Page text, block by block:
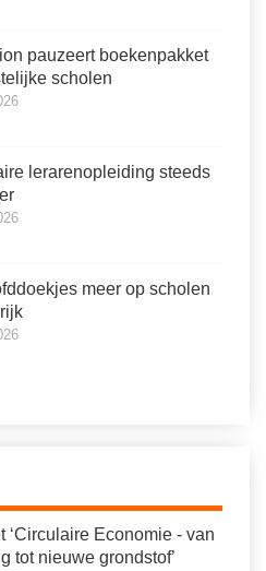
pauzeert boekenpakket
scholen
lerarenopleiding steeds
meer op scholen
‘Circulaire Economie - van
tot nieuwe grondstof’